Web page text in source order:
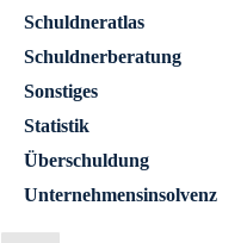
Schuldneratlas
Schuldnerberatung
Sonstiges
Statistik
Überschuldung
Unternehmensinsolvenz